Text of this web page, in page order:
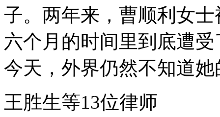
子。两年来，曹顺利女
六个月的时间里到底遭
今天，外界仍然不知道
王胜生等13位律师